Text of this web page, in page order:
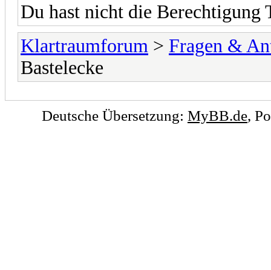
Du hast nicht die Berechtigung
Klartraumforum > Fragen &
Bastelecke
Deutsche Übersetzung: MyBB.de,